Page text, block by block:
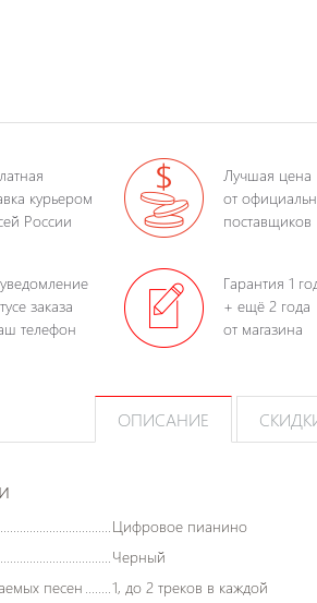
курьером
России
Лучшая цена
от
поставщиков
заказа
телефон
Гарантия 1
+ ещё 2 года
от магазина
ОПИСАНИЕ
Цифровое пианино
Черный
песен
1, до 2 треков в каждой